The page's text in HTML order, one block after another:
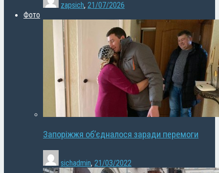
zapsich, 21/07/2026
Фото
Запоріжжя об’єдналося заради перемоги
sichadmin, 21/03/2022